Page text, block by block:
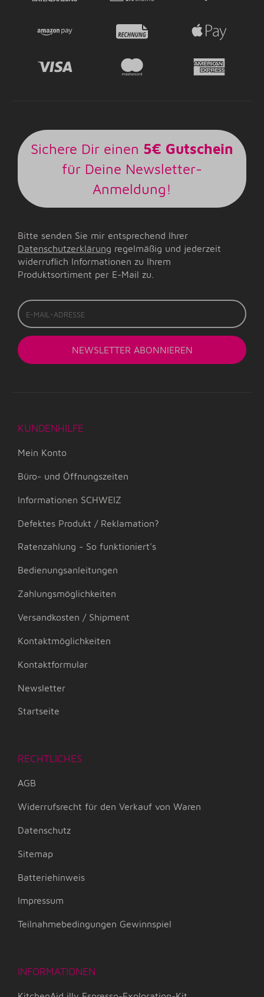
Sichere Dir einen 5€ Gutschein
für Deine Newsletter-
Anmeldung!
Bitte senden Sie mir entsprechend Ihrer
Datenschutzerklärung regelmäßig und jederzeit
widerruflich Informationen zu Ihrem
Produktsortiment per E-Mail zu.
E-
Mail-
Adresse
NEWSLETTER ABONNIEREN
KUNDENHILFE
Mein Konto
Büro- und Öffnungszeiten
Informationen SCHWEIZ
Defektes Produkt / Reklamation?
Ratenzahlung - So funktioniert's
Bedienungsanleitungen
Zahlungsmöglichkeiten
Versandkosten / Shipment
Kontaktmöglichkeiten
Kontaktformular
Newsletter
Startseite
RECHTLICHES
AGB
Widerrufsrecht für den Verkauf von Waren
Datenschutz
Sitemap
Batteriehinweis
Impressum
Teilnahmebedingungen Gewinnspiel
INFORMATIONEN